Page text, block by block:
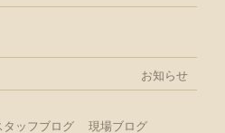
お知らせ
タッフブログ 現場ブログ